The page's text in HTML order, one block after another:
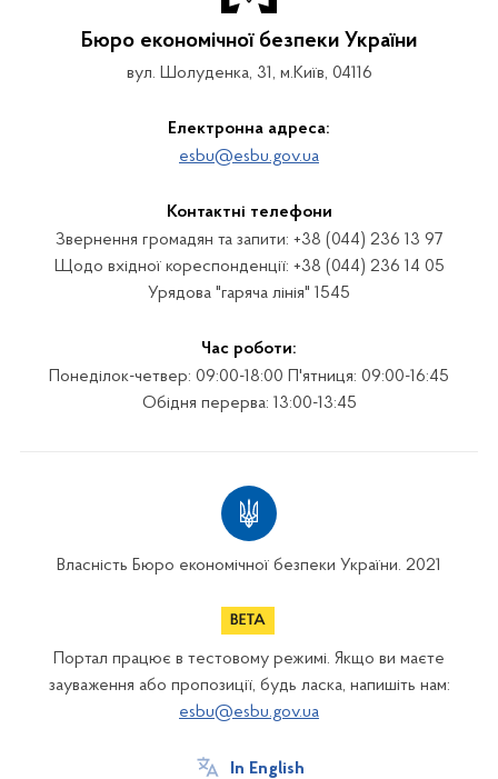
Бюро економічної безпеки України
вул. Шолуденка, 31, м.Київ, 04116
Електронна адреса:
esbu@esbu.gov.ua
Контактні телефони
Звернення громадян та запити: +38 (044) 236 13 97
Щодо вхідної кореспонденції: +38 (044) 236 14 05
Урядова "гаряча лінія" 1545
Час роботи:
Понеділок-четвер: 09:00-18:00 П'ятниця: 09:00-16:45
Обідня перерва: 13:00-13:45
Власність Бюро економічної безпеки України. 2021
Портал працює в тестовому режимі. Якщо ви маєте
зауваження або пропозиції, будь ласка, напишіть нам:
esbu@esbu.gov.ua
In English